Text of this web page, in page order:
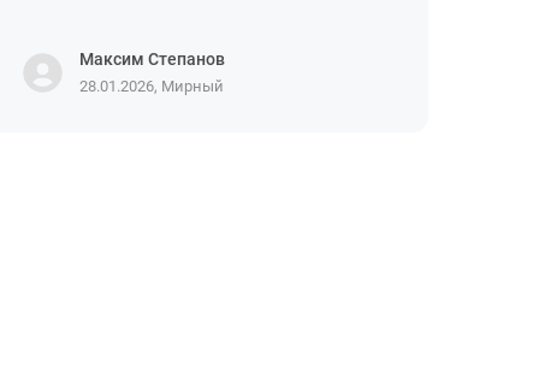
Максим Степанов
28.01.2026, Мирный